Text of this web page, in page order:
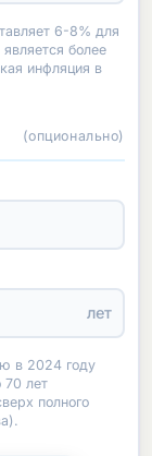
6-8% для
более
инфляция в
(опционально)
лет
в 2024 году
70 лет
полного